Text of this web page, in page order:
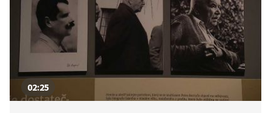
02:25